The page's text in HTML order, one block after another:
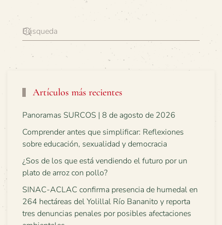
Artículos más recientes
Panoramas SURCOS | 8 de agosto de 2026
Comprender antes que simplificar: Reflexiones
sobre educación, sexualidad y democracia
¿Sos de los que está vendiendo el futuro por un
plato de arroz con pollo?
SINAC-ACLAC confirma presencia de humedal en
264 hectáreas del Yolillal Río Bananito y reporta
tres denuncias penales por posibles afectaciones